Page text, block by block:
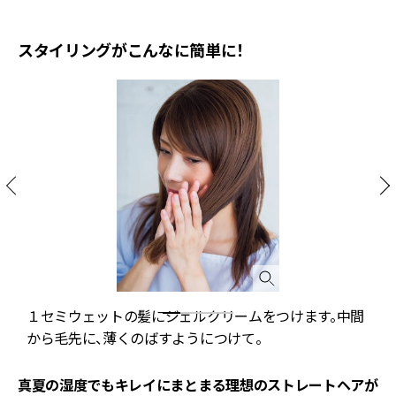
スタイリングがこんなに簡単に！
１セミウェットの髪にジェルクリームをつけます。中間
から毛先に、薄くのばすようにつけて。
真夏の湿度でもキレイにまとまる理想のストレートヘアが